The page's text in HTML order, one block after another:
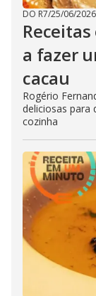
DO R7/25/06/2026
a fazer
cacau
Rogério
deliciosas para
cozinha